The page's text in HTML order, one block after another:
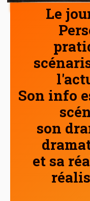
Le
Son info
son
et sa